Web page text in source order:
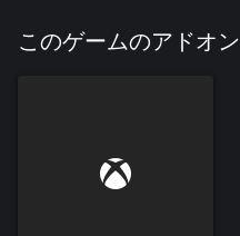
このゲームのアドオン